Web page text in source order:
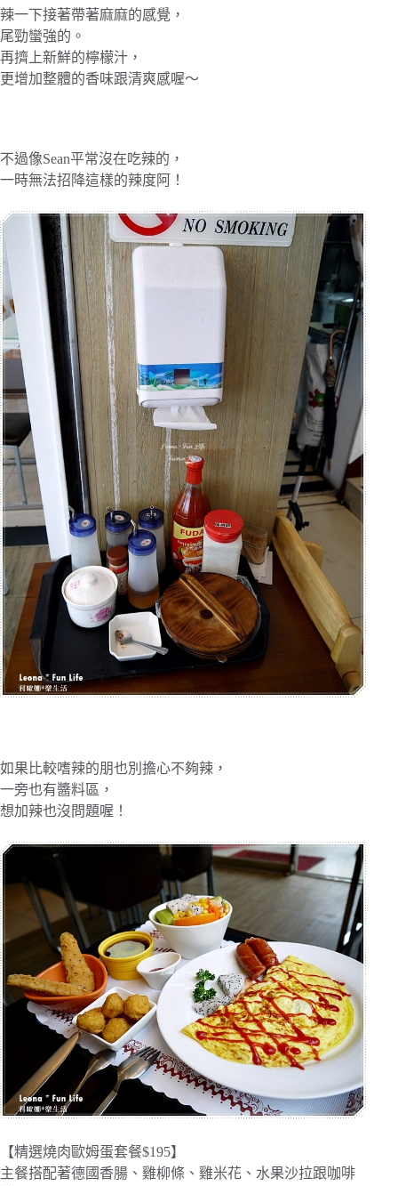
辣一下接著帶著麻麻的感覺，
尾勁蠻強的。
再擠上新鮮的檸檬汁，
更增加整體的香味跟清爽感喔～
不過像Sean平常沒在吃辣的，
一時無法招降這樣的辣度阿！
如果比較嗜辣的朋也別擔心不夠辣，
一旁也有醬料區，
想加辣也沒問題喔！
【精選燒肉歐姆蛋套餐$195】
主餐搭配著德國香腸、雞柳條、雞米花、水果沙拉跟咖啡